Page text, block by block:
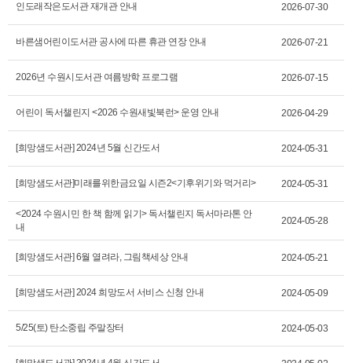
인도래작은도서관 재개관 안내 2026-07-30
바른샘어린이도서관 공사에 따른 휴관 연장 안내 2026-07-21
2026년 수원시도서관 여름방학 프로그램 2026-07-15
어린이 독서챌린지 <2026 수원새빛북런> 운영 안내 2026-04-29
[희망샘도서관] 2024년 5월 신간도서 2024-05-31
[희망샘도서관]미래를위한금요일 시즌2<기후위기와 먹거리> 2024-05-31
<2024 수원시민 한 책 함께 읽기> 독서챌린지 독서마라톤 안
내
2024-05-28
[희망샘도서관] 6월 열려라, 그림책세상 안내 2024-05-21
[희망샘도서관] 2024 희망도서 서비스 신청 안내 2024-05-09
5/25(토) 탄소중립 주말장터 2024-05-03